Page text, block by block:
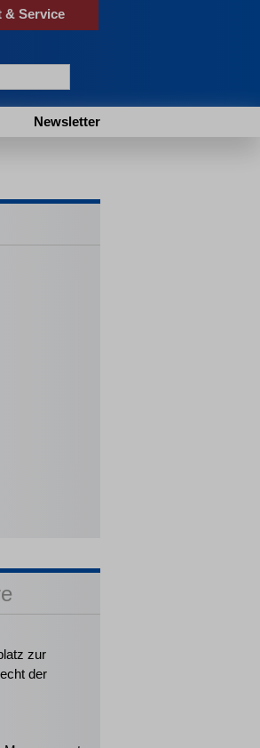
& Service
Newsletter
zur
der